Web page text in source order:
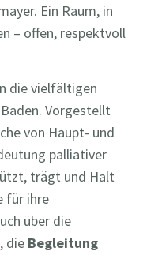
Ein Raum, in
– offen, respektvoll
die vielfältigen
Vorgestellt
von Haupt- und
palliativer
trägt und Halt
für ihre
über die
, die Begleitung